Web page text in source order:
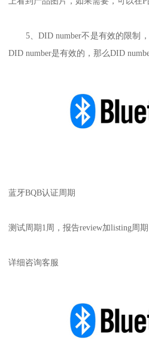
5、DID number不是有效的限制，
DID number是有效的，那么DID
蓝牙BQB认证周期
测试周期1周，报告review加listing周期
详细咨询客服